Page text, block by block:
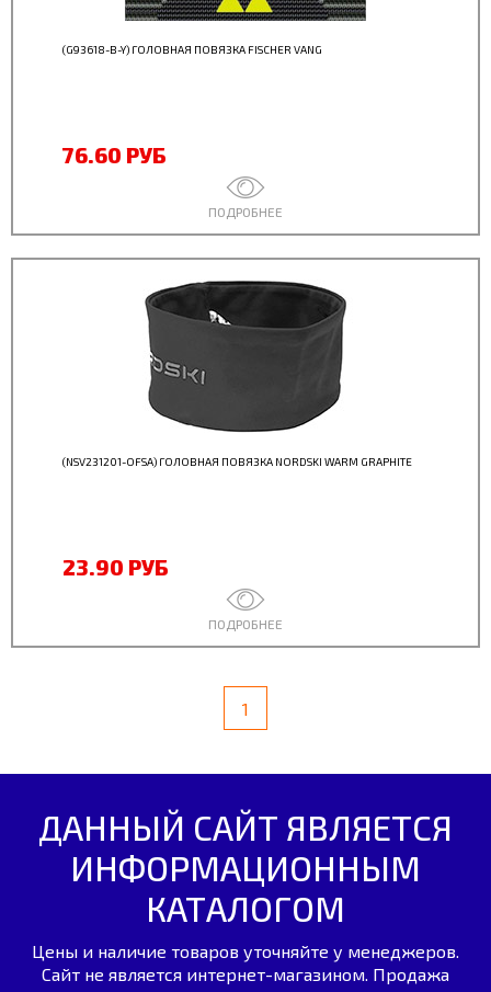
(G93618-B-Y) ГОЛОВНАЯ ПОВЯЗКА FISCHER VANG
76.60 РУБ
ПОДРОБНЕЕ
(NSV231201-OFSA) ГОЛОВНАЯ ПОВЯЗКА NORDSKI WARM GRAPHITE
23.90 РУБ
ПОДРОБНЕЕ
1
ДАННЫЙ САЙТ ЯВЛЯЕТСЯ
ИНФОРМАЦИОННЫМ
КАТАЛОГОМ
Цены и наличие товаров уточняйте у менеджеров.
Сайт не является интернет-магазином. Продажа